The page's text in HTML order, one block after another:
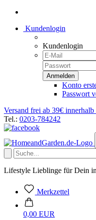
Kundenlogin
Kundenlogin
Konto
Passwort
Versand frei ab 39€
Tel.: 0203-784242
Lifestyle Lieblinge für Dein
Merkzettel
0,00 EUR